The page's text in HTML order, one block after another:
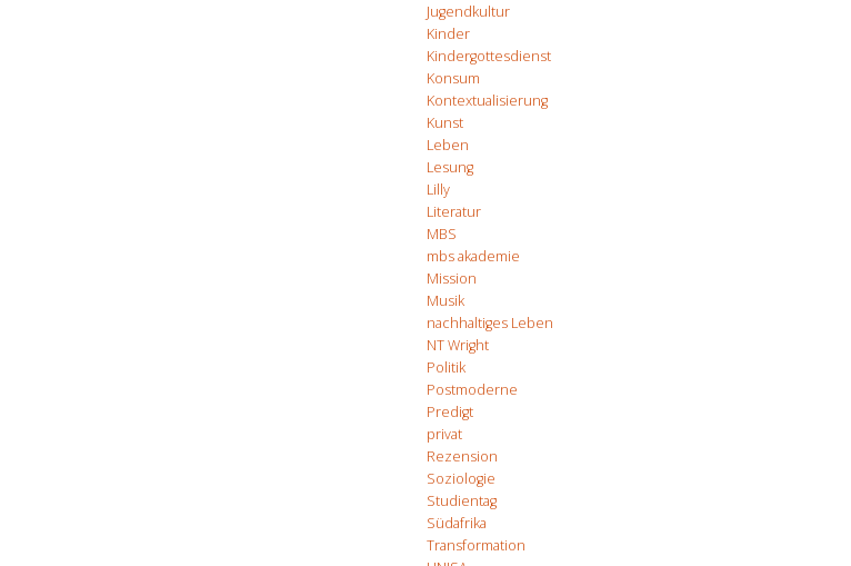
Jugendkultur
Kinder
Kindergottesdienst
Konsum
Kontextualisierung
Kunst
Leben
Lesung
Lilly
Literatur
MBS
mbs akademie
Mission
Musik
nachhaltiges Leben
NT Wright
Politik
Postmoderne
Predigt
privat
Rezension
Soziologie
Studientag
Südafrika
Transformation